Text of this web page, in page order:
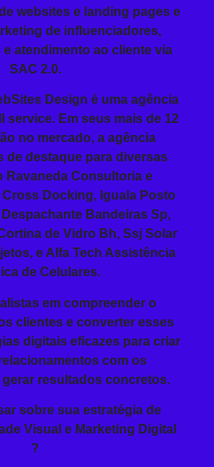
websites e landing pages e
de influenciadores,
atendimento ao cliente via
SAC 2.0.
Design é uma agência
service. Em seus mais de 12
no mercado, a agência
de destaque para diversas
Ravaneda Consultoria e
Docking, Iguala Posto
Bandeiras Sp,
de Vidro Bh, Ssj Solar
e Alfa Tech Assistência
de Celulares.
em compreender o
clientes e converter esses
digitais eficazes para criar
com os
resultados concretos.
sobre sua estratégia de
Visual e Marketing Digital
?